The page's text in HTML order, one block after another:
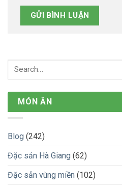
MÓN ĂN
Blog (242)
Đặc sản Hà Giang (62)
Đặc sản vùng miền (102)